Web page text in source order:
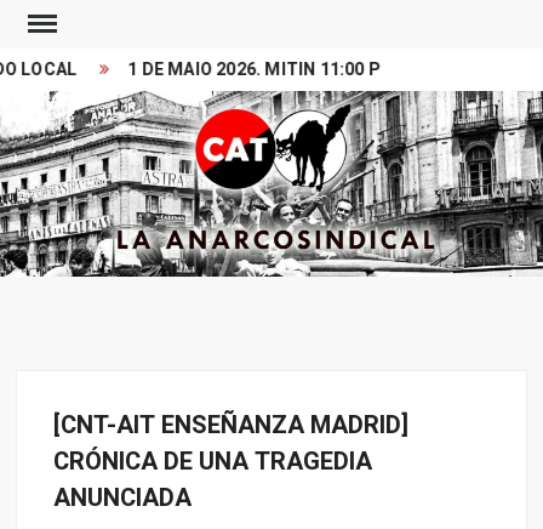
Skip
content
1 DE MAIO 2026. MITIN 11:00 PRZ PRINCESA
Search
Noticias
[CNT-AIT ENSEÑANZA MADRID]
CRÓNICA DE UNA TRAGEDIA
ANUNCIADA